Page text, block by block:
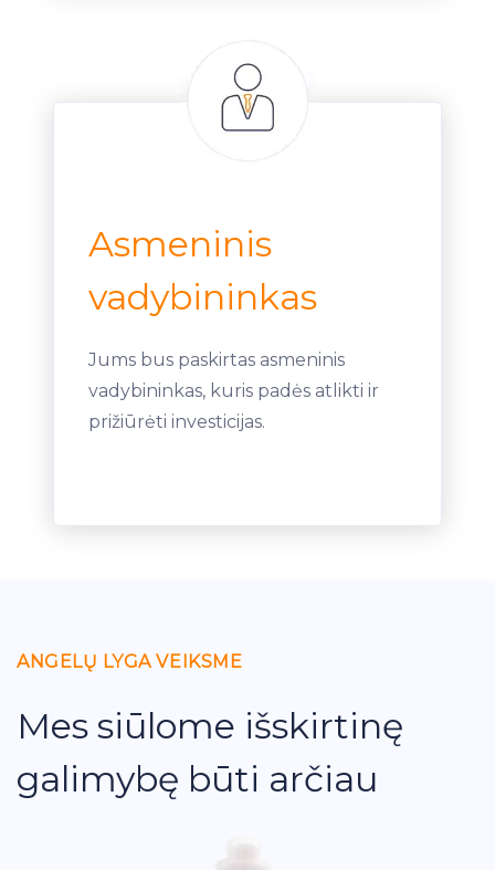
Asmeninis
vadybininkas
Jums bus paskirtas asmeninis
vadybininkas, kuris padės atlikti ir
prižiūrėti investicijas.
ANGELŲ LYGA VEIKSME
Mes siūlome išskirtinę
galimybę būti arčiau